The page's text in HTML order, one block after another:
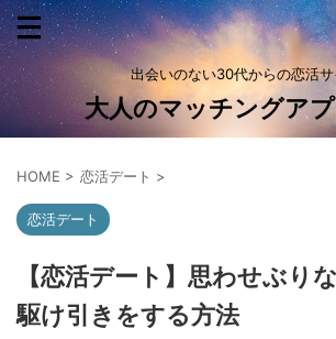
出会いのない30代からの恋活
大人のマッチングア
HOME > 恋活デート >
恋活デート
【恋活デート】思わせぶり
駆け引きをする方法